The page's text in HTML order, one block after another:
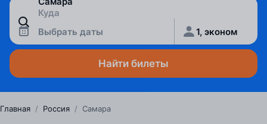
Выбрать даты 1, эконом
Найти билеты
Главная / Россия / Самара